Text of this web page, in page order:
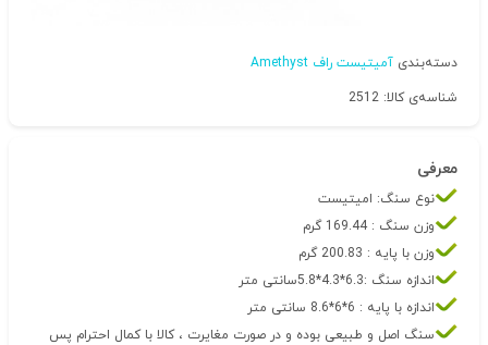
دسته‌بندی آمیتیست راف Amethyst
شناسه‌ی کالا: 2512
معرفی
نوع سنگ: امیتیست
وزن سنگ : 169.44 گرم
وزن با پایه : 200.83 گرم
اندازه سنگ :6.3*4.3*5.8سانتی متر
اندازه با پایه : 6*6*8.6 سانتی متر
سنگ اصل و طبیعی بوده و در صورت مغایرت ، کالا با کمال احترام پس